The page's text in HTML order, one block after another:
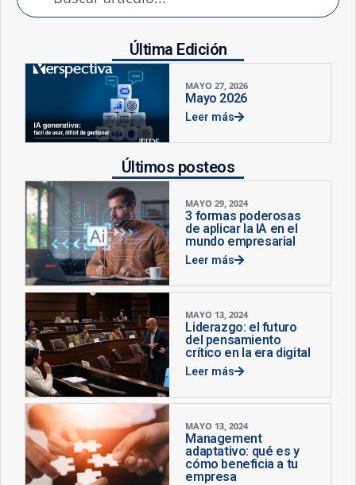
Última Edición
MAYO 27, 2026
Mayo 2026
Leer más
Últimos posteos
MAYO 29, 2024
3 formas poderosas
de aplicar la IA en el
mundo empresarial
Leer más
MAYO 13, 2024
Liderazgo: el futuro
del pensamiento
crítico en la era digital
Leer más
MAYO 13, 2024
Management
adaptativo: qué es y
cómo beneficia a tu
empresa